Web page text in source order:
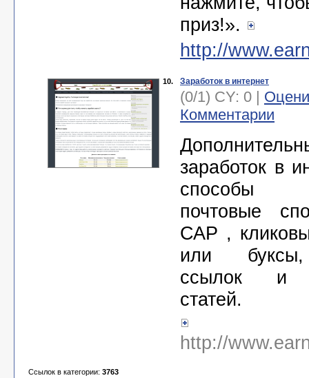
приз!».
http://
10. Заработок в интернет
(0/1) CY: 0 |
Комментарии
заработок в
способы
почтовые
САР ,
или
ссылок и
статей.
http://
Ссылок в категории: 3763